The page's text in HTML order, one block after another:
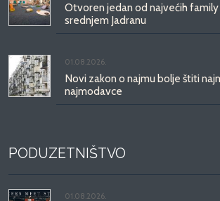
Otvoren jedan od najvećih
srednjem Jadranu
01.08.2026.
Novi zakon o najmu bolje štiti
najmodavce
PODUZETNIŠTVO
01.08.2026.